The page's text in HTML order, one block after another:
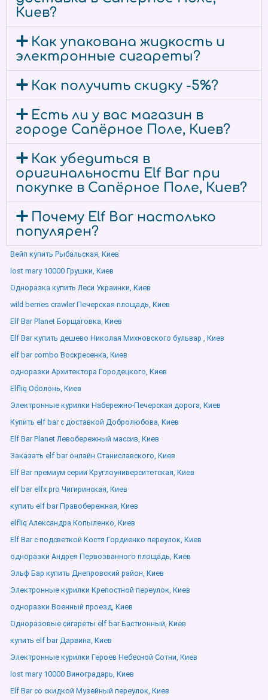
Киев?
Как упакована жидкость и
электронные сигареты?
Как получить скидку -5%?
Есть ли у вас магазин в
городе Сапёрное Поле, Киев?
Как убедиться в
оригинальности Elf Bar при
покупке в Сапёрное Поле, Киев?
Почему Elf Bar настолько
популярен?
Вейп купить Рыбальская, Киев
lost mary 10000 Грушки, Киев
Одноразка купить Леси Украинки, Киев
wild berries crawler Печерская площадь, Киев
Elf Bar Planet Борщаговка, Киев
Elf Bar купить дешево Николая Михновского бульвар , Киев
elf bar combo Воскресенка, Киев
одноразки Архитектора Городецкого, Киев
Elfliq Оболонь, Киев
Электронные курилки Набережно-Печерская дорога, Киев
Купить elf bar с доставкой Добролюбова, Киев
Elf Bar Planet Левобережный массив, Киев
Заказать elf bar онлайн Станиславского, Киев
Elf Bar премиум серии Круглоуниверситетская, Киев
elf bar elfx pro Чигиринская, Киев
купить elf bar Правобережная, Киев
elfliq Александра Копыленко, Киев
Elf Bar с подсветкой Костя Гордиенко переулок, Киев
одноразки Андрея Первозванного площадь, Киев
Эльф Бар купить Днепровский район, Киев
Электронные курилки Крепостной переулок, Киев
одноразки Военный проезд, Киев
Одноразовые сигареты elf bar Бастионный, Киев
купить elf bar Дарвина, Киев
Электронные курилки Героев Небесной Сотни, Киев
lost mary 10000 Виноградарь, Киев
Elf Bar со скидкой Музейный переулок, Киев